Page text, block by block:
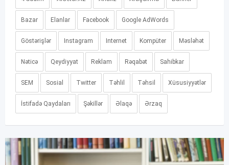
Bazar Elanlar Facebook Google AdWords
Göstərişlər Instagram Internet Kompüter Məsləhət
Nəticə Qeydiyyat Reklam Rəqabət Sahibkar
SEM Sosial Twitter Təhlil Təhsil Xüsusiyyətlər
İstifadə Qaydaları Şəkillər Əlaqə Ərzaq